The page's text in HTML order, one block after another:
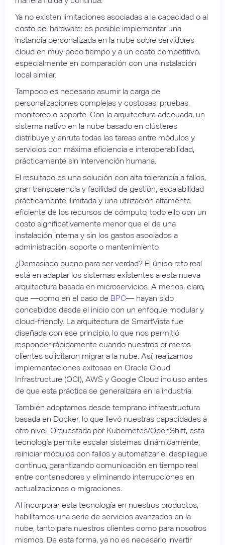
Ya no existen limitaciones asociadas a la capacidad o al
costo del hardware: es posible implementar una
instancia personalizada en la nube sobre servidores
cloud en muy poco tiempo y a un costo competitivo,
especialmente en comparación con una instalación
local similar.
Tampoco es necesario asumir la carga de
personalizaciones complejas y costosas, pruebas,
monitoreo o soporte. Con la arquitectura adecuada, un
sistema nativo en la nube basado en clústeres
distribuye y enruta todas las tareas entre módulos y
servicios con máxima eficiencia e interoperabilidad,
prácticamente sin intervención humana.
El resultado es una solución con alta tolerancia a fallos,
gran transparencia y facilidad de gestión, escalabilidad
prácticamente ilimitada y una utilización altamente
eficiente de los recursos de cómputo, todo ello con un
costo significativamente menor que el de una
instalación interna y sin los gastos asociados a
administración, soporte o mantenimiento.
¿Demasiado bueno para ser verdad? El único reto real
está en adaptar los sistemas existentes a esta nueva
arquitectura basada en microservicios. A menos, claro,
que —como en el caso de BPC— hayan sido
concebidos desde el inicio con un enfoque modular y
cloud-friendly. La arquitectura de SmartVista fue
diseñada con ese principio, lo que nos permitió
responder rápidamente cuando nuestros primeros
clientes solicitaron migrar a la nube. Así, realizamos
implementaciones exitosas en Oracle Cloud
Infrastructure (OCI), AWS y Google Cloud incluso antes
de que esta práctica se generalizara en la industria.
También adoptamos desde temprano infraestructura
basada en Docker, lo que llevó nuestras capacidades a
otro nivel. Orquestada por Kubernetes/OpenShift, esta
tecnología permite escalar sistemas dinámicamente,
reiniciar módulos con fallos y automatizar el despliegue
continuo, garantizando comunicación en tiempo real
entre contenedores y eliminando interrupciones en
actualizaciones o migraciones.
Al incorporar esta tecnología en nuestros productos,
habilitamos una serie de servicios avanzados en la
nube, tanto para nuestros clientes como para nosotros
mismos. De esta forma, ya no es necesario invertir